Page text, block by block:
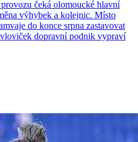
čeká olomoucké hlavní
výhybek a kolejnic. Místo
do konce srpna zastavovat
dopravní podnik vypraví